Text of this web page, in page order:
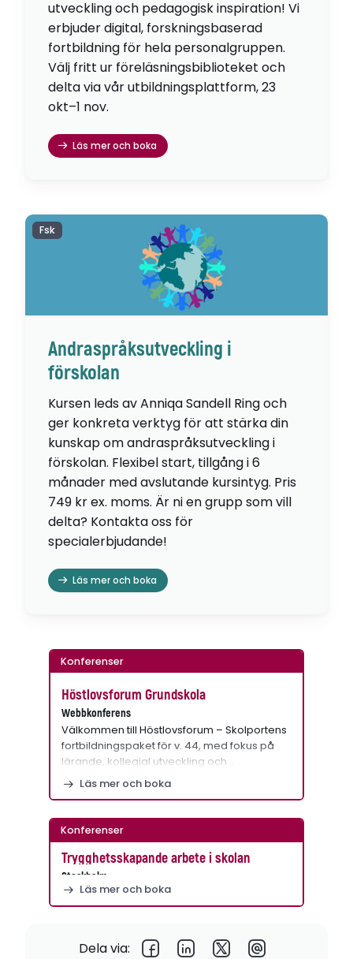
utveckling och pedagogisk inspiration! Vi
erbjuder digital, forskningsbaserad
fortbildning för hela personalgruppen.
Välj fritt ur föreläsningsbiblioteket och
delta via vår utbildningsplattform, 23
okt–1 nov.
Läs mer och boka
Andraspråksutveckling i
förskolan
Kursen leds av Anniqa Sandell Ring och
ger konkreta verktyg för att stärka din
kunskap om andraspråksutveckling i
förskolan. Flexibel start, tillgång i 6
månader med avslutande kursintyg. Pris
749 kr ex. moms. Är ni en grupp som vill
delta? Kontakta oss för
specialerbjudande!
Läs mer och boka
Fsk
Konferenser
Höstlovsforum Grundskola
Webbkonferens
Välkommen till Höstlovsforum – Skolportens
fortbildningspaket för v. 44, med fokus på
lärande, kollegial utveckling och…
Läs mer och boka
Konferenser
Trygghetsskapande arbete i skolan
Stockholm
Läs mer och boka
Dela via: